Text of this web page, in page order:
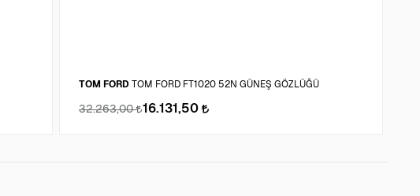
TOM FORD TOM FORD FT1020 52N GÜNEŞ GÖZLÜĞÜ
32.263,00 16.131,50